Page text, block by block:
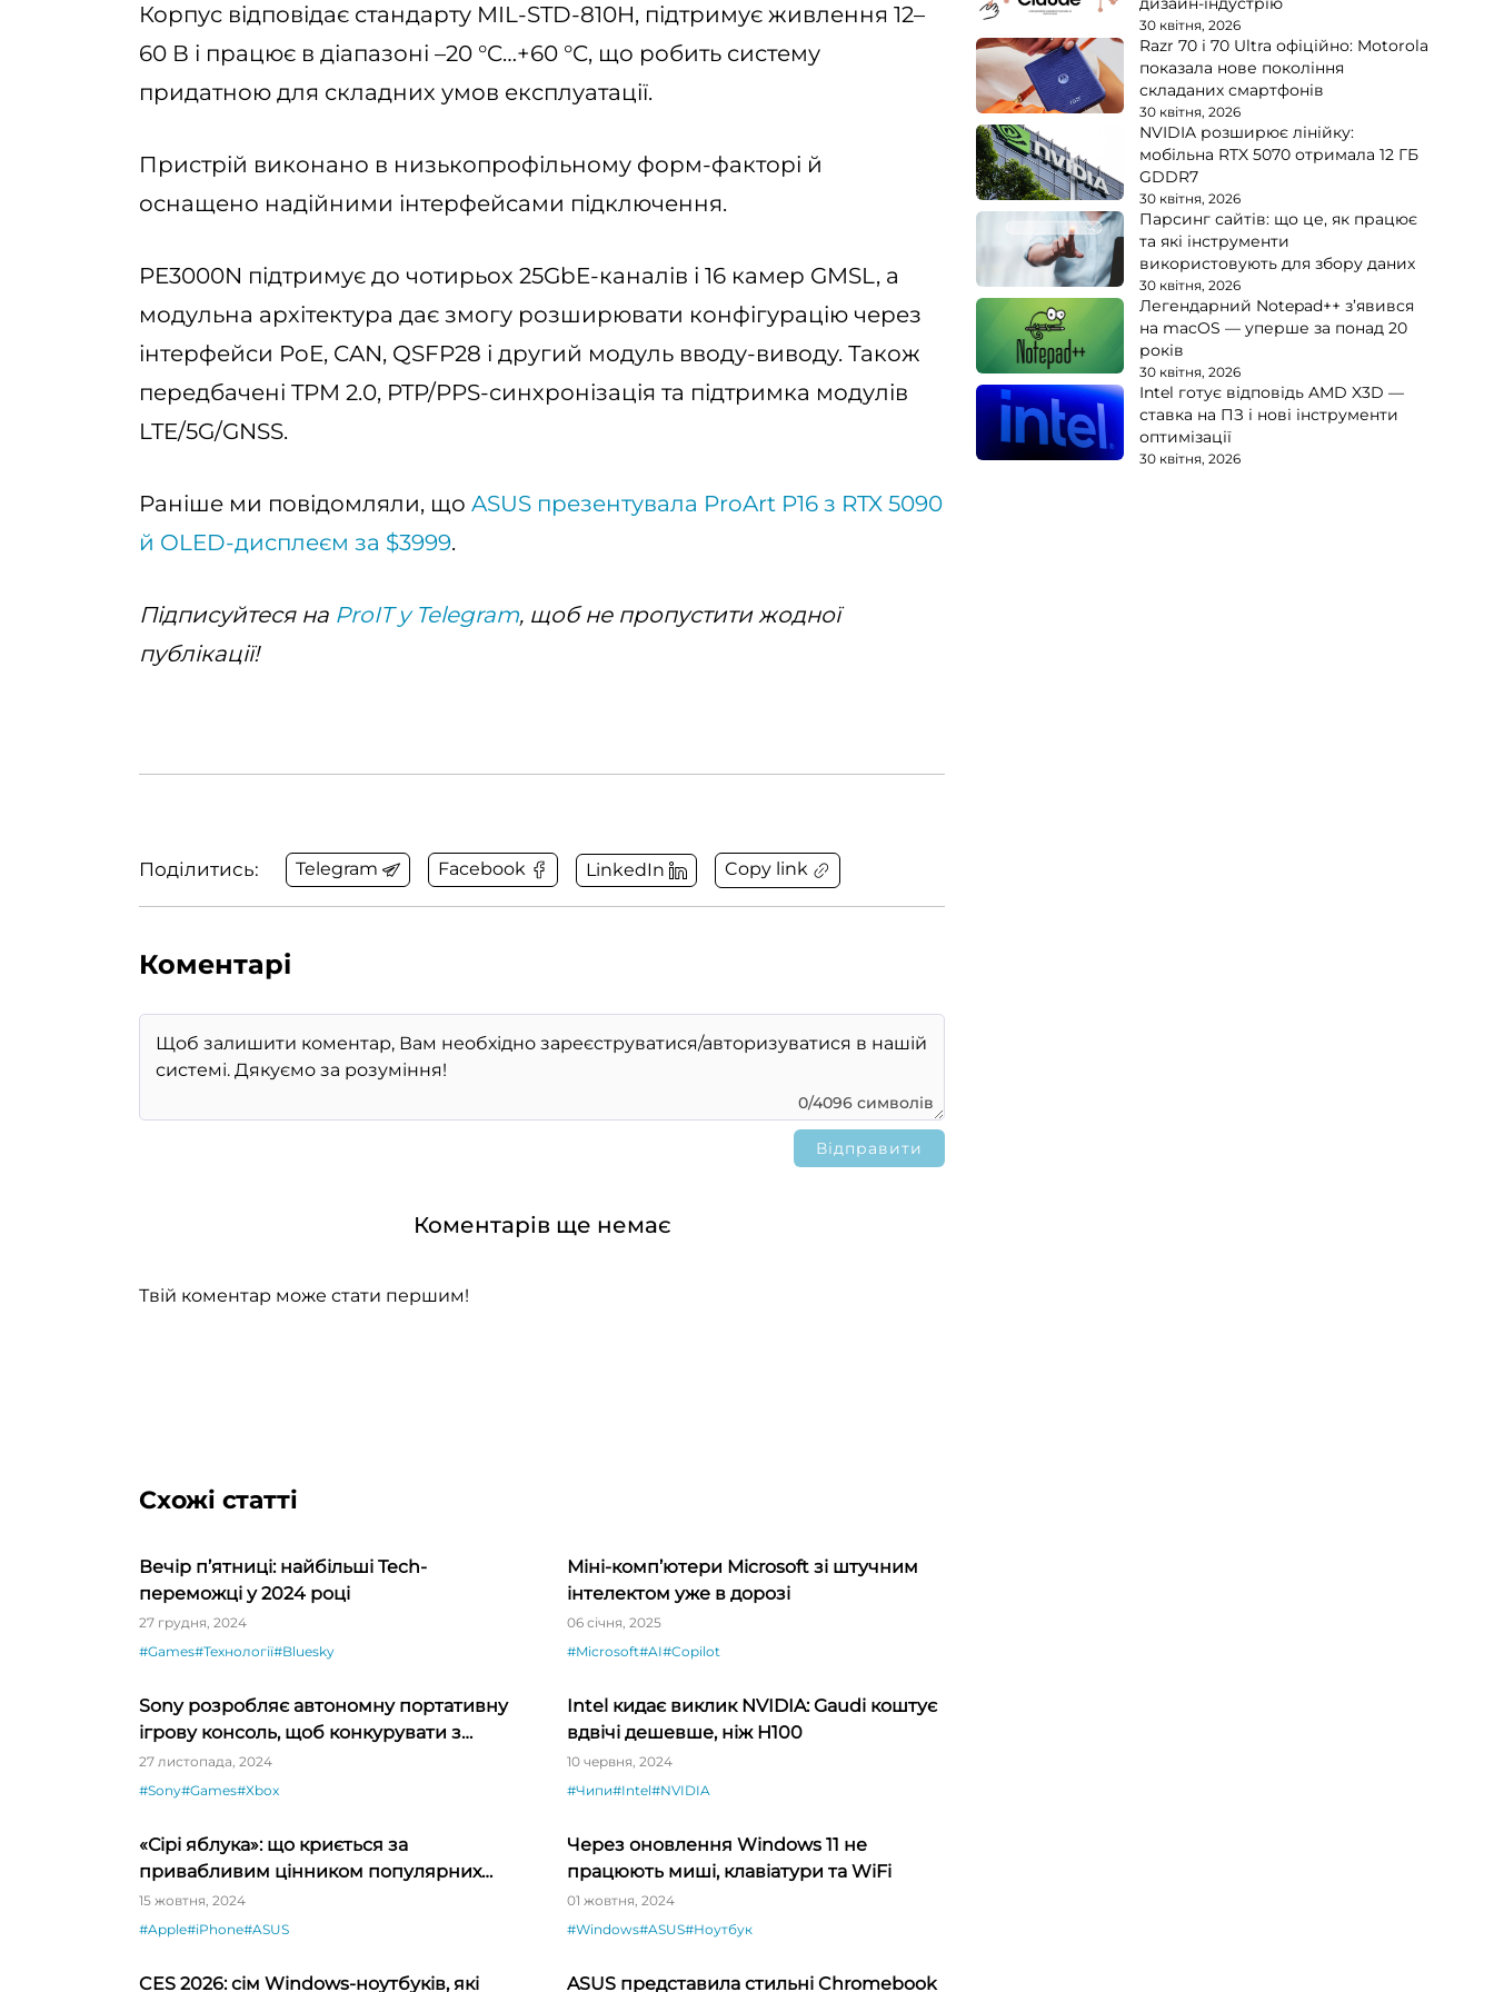
Корпус відповідає стандарту MIL-STD-810H, підтримує живлення 12–
60 В і працює в діапазоні –20 °C…+60 °C, що робить систему
придатною для складних умов експлуатації.
Пристрій виконано в низькопрофільному форм-факторі й
оснащено надійними інтерфейсами підключення.
PE3000N підтримує до чотирьох 25GbE-каналів і 16 камер GMSL, а
модульна архітектура дає змогу розширювати конфігурацію через
інтерфейси PoE, CAN, QSFP28 і другий модуль вводу-виводу. Також
передбачені TPM 2.0, PTP/PPS-синхронізація та підтримка модулів
LTE/5G/GNSS.
Раніше ми повідомляли, що ASUS презентувала ProArt P16 з RTX 5090
й OLED-дисплеєм за $3999.
Підписуйтеся на ProIT у Telegram, щоб не пропустити жодної
публікації!
Поділитись: Telegram Facebook LinkedIn Copy link
Коментарі
0/4096 символів
Коментарів ще немає
Твій коментар може стати першим!
Схожі статті
Вечір п’ятниці: найбільші Tech-
переможці у 2024 році
27 грудня, 2024
#Games#Технології#Bluesky
Міні-комп’ютери Microsoft зі штучним
інтелектом уже в дорозі
06 січня, 2025
#Microsoft#AI#Copilot
Sony розробляє автономну портативну
ігрову консоль, щоб конкурувати з
Microsoft і Nintendo
27 листопада, 2024
#Sony#Games#Xbox
Intel кидає виклик NVIDIA: Gaudi коштує
вдвічі дешевше, ніж H100
10 червня, 2024
#Чипи#Intel#NVIDIA
«Сірі яблука»: що криється за
привабливим цінником популярних
мереж
15 жовтня, 2024
#Apple#iPhone#ASUS
Через оновлення Windows 11 не
працюють миші, клавіатури та WiFi
01 жовтня, 2024
#Windows#ASUS#Ноутбук
CES 2026: сім Windows-ноутбуків, які ASUS представила стильні Chromebook
30 квітня, 2026
Razr 70 і 70 Ultra офіційно: Motorola
показала нове покоління
складаних смартфонів
30 квітня, 2026
NVIDIA розширює лінійку:
мобільна RTX 5070 отримала 12 ГБ
GDDR7
30 квітня, 2026
Парсинг сайтів: що це, як працює
та які інструменти
використовують для збору даних
30 квітня, 2026
Легендарний Notepad++ з’явився
на macOS — уперше за понад 20
років
30 квітня, 2026
Intel готує відповідь AMD X3D —
ставка на ПЗ і нові інструменти
оптимізації
30 квітня, 2026